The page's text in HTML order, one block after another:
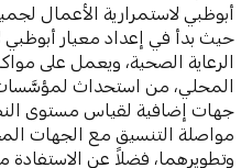
أبوظبي لاستمرارية الأعمال
حيث بدأ في إعداد معيار أبوظبي
الرعاية الصحية، ويعمل على
المحلي، من استحداث
جهات إضافية لقياس مستوى
مواصلة التنسيق مع الجهات
وتطويرهما، فضلاً عن الاستفادة